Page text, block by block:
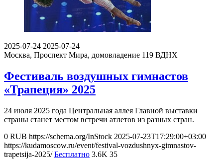
2025-07-24 2025-07-24
Москва, Проспект Мира, домовладение 119 ВДНХ
Фестиваль воздушных гимнастов
«Трапеция» 2025
24 июля 2025 года Центральная аллея Главной выставки
страны станет местом встречи атлетов из разных стран.
0 RUB https://schema.org/InStock 2025-07-23T17:29:00+03:00
https://kudamoscow.ru/event/festival-vozdushnyx-gimnastov-
trapetsija-2025/ Бесплатно 3.6K 35